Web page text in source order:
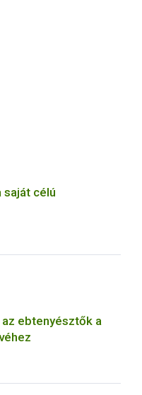
saját célú
ebtenyésztők a